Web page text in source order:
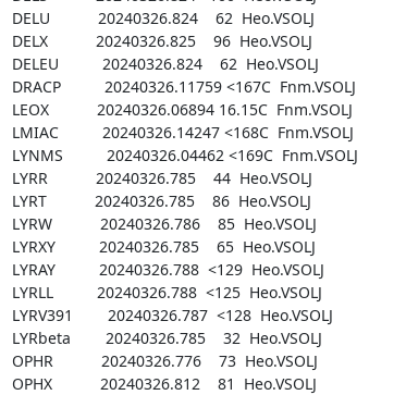
DELU           20240326.824    62  Heo.VSOLJ
DELX           20240326.825    96  Heo.VSOLJ
DELEU          20240326.824    62  Heo.VSOLJ
DRACP          20240326.11759 <167C  Fnm.VSOLJ
LEOX           20240326.06894 16.15C  Fnm.VSOLJ
LMIAC          20240326.14247 <168C  Fnm.VSOLJ
LYNMS          20240326.04462 <169C  Fnm.VSOLJ
LYRR           20240326.785    44  Heo.VSOLJ
LYRT           20240326.785    86  Heo.VSOLJ
LYRW           20240326.786    85  Heo.VSOLJ
LYRXY          20240326.785    65  Heo.VSOLJ
LYRAY          20240326.788  <129  Heo.VSOLJ
LYRLL          20240326.788  <125  Heo.VSOLJ
LYRV391        20240326.787  <128  Heo.VSOLJ
LYRbeta        20240326.785    32  Heo.VSOLJ
OPHR           20240326.776    73  Heo.VSOLJ
OPHX           20240326.812    81  Heo.VSOLJ